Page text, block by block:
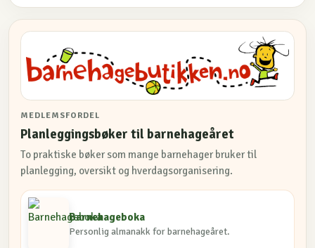
MEDLEMSFORDEL
Planleggingsbøker til barnehageåret
To praktiske bøker som mange barnehager bruker til
planlegging, oversikt og hverdagsorganisering.
Barnehageboka
Personlig almanakk for barnehageåret.